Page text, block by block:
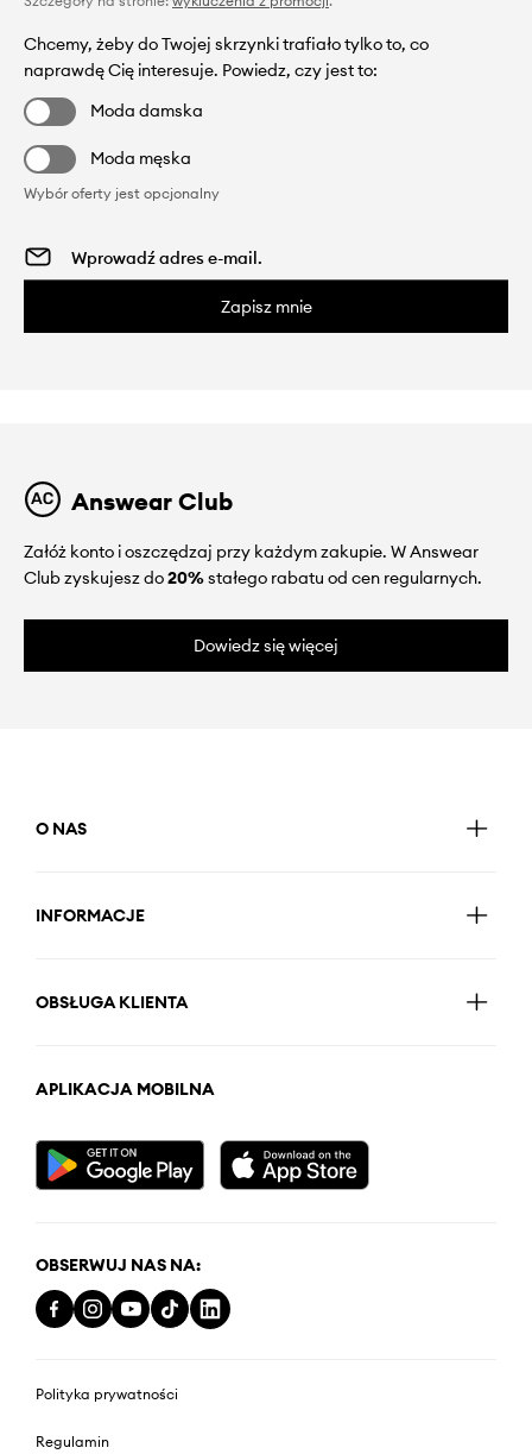
Chcemy, żeby do Twojej skrzynki trafiało tylko to, co
naprawdę Cię interesuje. Powiedz, czy jest to:
Moda damska
Moda męska
Wybór oferty jest opcjonalny
Zapisz mnie
Answear Club
Załóż konto i oszczędzaj przy każdym zakupie. W Answear
Club zyskujesz do20%stałego rabatu od cen regularnych.
Dowiedz się więcej
O NAS
INFORMACJE
OBSŁUGA KLIENTA
APLIKACJA MOBILNA
OBSERWUJ NAS NA:
Polityka prywatności
Regulamin